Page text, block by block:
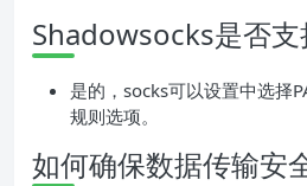
Shadowsocks是否支
是的，socks可以设置中选择
规则选项。
如何确保数据传输安